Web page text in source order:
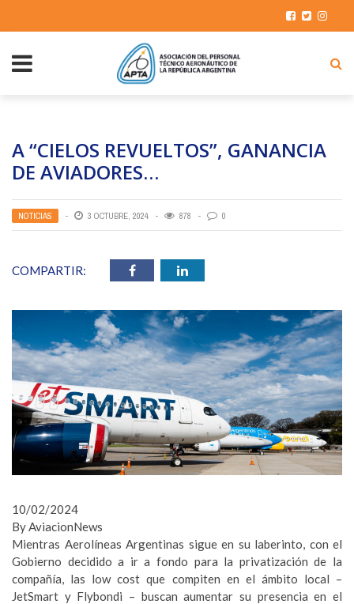
A “CIELOS REVUELTOS”, GANANCIA
DE AVIADORES…
NOTICIAS 3 OCTUBRE, 2024 878 0
COMPARTIR:
10/02/2024
By AviacionNews
Mientras Aerolíneas Argentinas sigue en su laberinto, con el
Gobierno decidido a ir a fondo para la privatización de la
compañía, las low cost que compiten en el ámbito local –
JetSmart y Flybondi – buscan aumentar su presencia en el